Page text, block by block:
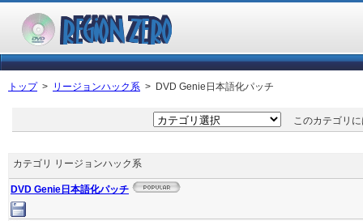
トップ> リージョンハック系 > DVD Genie日本語化パッチ
このカテゴリに
カテゴリ リージョンハック系
DVD Genie日本語化パッチ